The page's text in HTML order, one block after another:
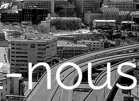
nous